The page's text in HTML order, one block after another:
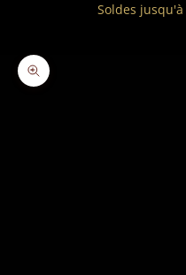
Soldes jusqu'à
Zoomer sur l'image